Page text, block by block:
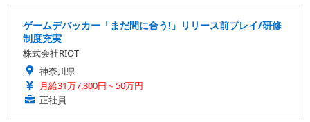
ゲームデバッカー「まだ間に合う!」リリース前プレイ/研修
制度充実
株式会社RIOT
神奈川県
月給31万7,800円～50万円
正社員